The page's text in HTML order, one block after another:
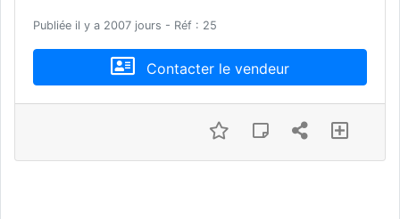
Publiée il y a 2007 jours - Réf : 25
Contacter le vendeur